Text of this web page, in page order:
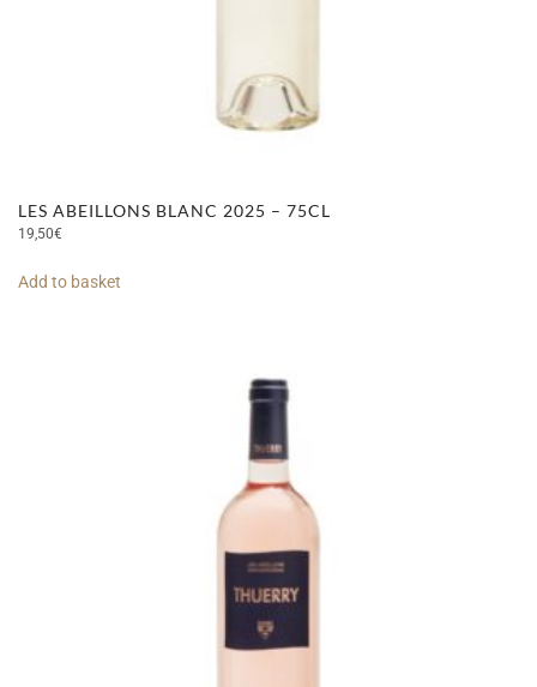
LES ABEILLONS BLANC 2025 – 75CL
19,50€
Add to basket